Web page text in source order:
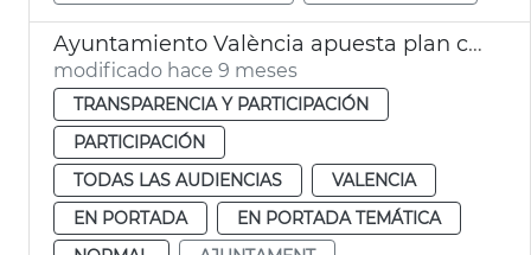
Ayuntamiento València apuesta plan comunicación clara
modificado hace 9 meses
TRANSPARENCIA Y PARTICIPACIÓN
PARTICIPACIÓN
TODAS LAS AUDIENCIAS
VALENCIA
EN PORTADA
EN PORTADA TEMÁTICA